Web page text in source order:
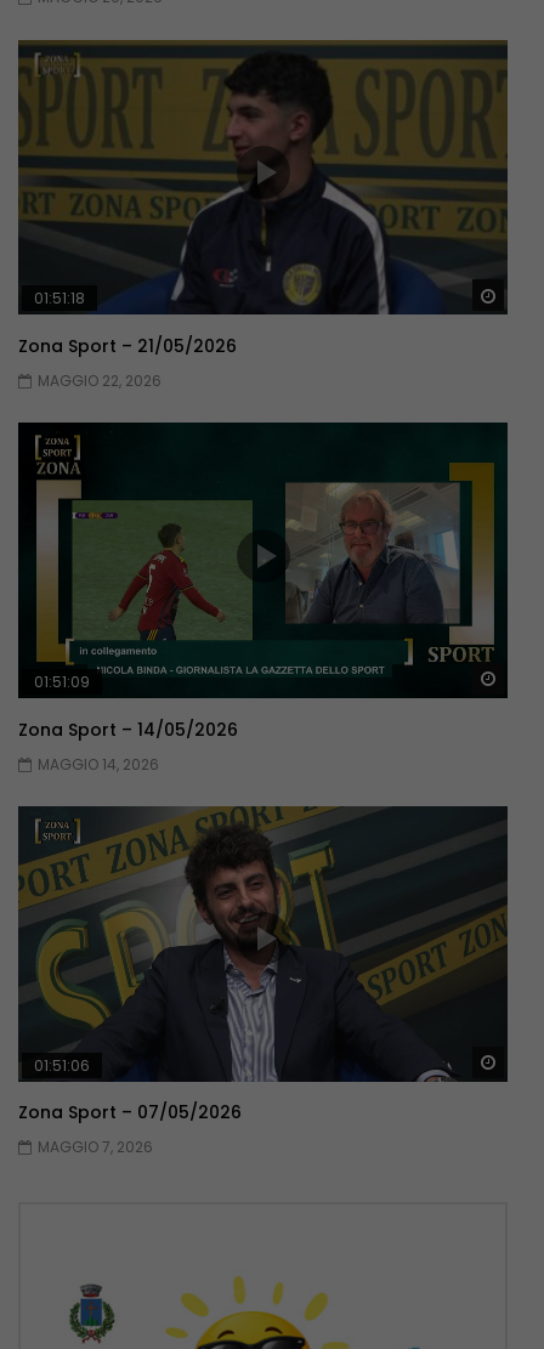
01:51:18
Zona Sport – 21/05/2026
MAGGIO 22, 2026
01:51:09
Zona Sport – 14/05/2026
MAGGIO 14, 2026
01:51:06
Zona Sport – 07/05/2026
MAGGIO 7, 2026